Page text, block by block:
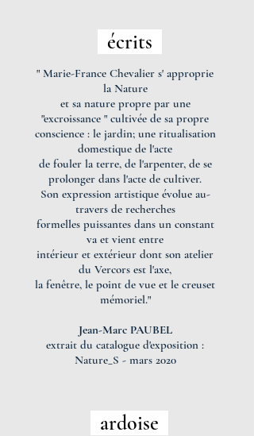
écrits
" Marie-France Chevalier s' approprie
la Nature
et sa nature propre par une
"excroissance " cultivée de sa propre
conscience : le jardin; une ritualisation
domestique de l'acte
de fouler la terre, de l'arpenter, de se
prolonger dans l'acte de cultiver.
Son expression artistique évolue au-
travers de recherches
formelles puissantes dans un constant
va et vient entre
intérieur et extérieur dont son atelier
du Vercors est l'axe,
la fenêtre, le point de vue et le creuset
mémoriel."
Jean-Marc PAUBEL
extrait du catalogue d'exposition :
Nature_S - mars 2020
ardoise